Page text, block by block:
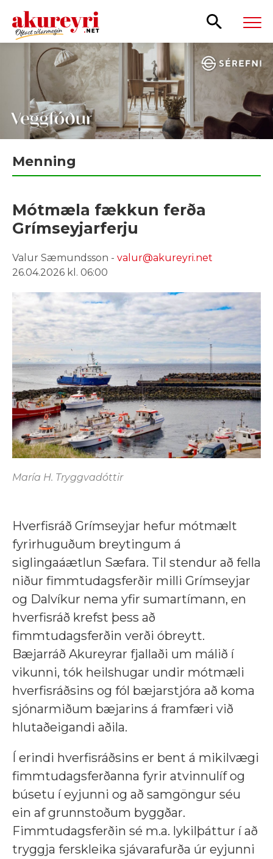
Leita
Menning
Mótmæla fækkun ferða
Grímseyjarferju
Valur Sæmundsson - valur@akureyri.net
26.04.2026 kl. 06:00
María H. Tryggvadóttir
Hverfisráð Grímseyjar hefur mótmælt
fyrirhuguðum breytingum á
siglingaáætlun Sæfara. Til stendur að fella
niður fimmtudagsferðir milli Grímseyjar
og Dalvíkur nema yfir sumartímann, en
hverfisráð krefst þess að
fimmtudagsferðin verði óbreytt.
Bæjarráð Akureyrar fjallaði um málið í
vikunni, tók heilshugar undir mótmæli
hverfisráðsins og fól bæjarstjóra að koma
sjónarmiðum bæjarins á framfæri við
hlutaðeigandi aðila.
Í erindi hverfisráðsins er bent á mikilvægi
fimmtudagsferðanna fyrir atvinnulíf og
búsetu í eyjunni og að samgöngur séu
ein af grunnstoðum byggðar.
Fimmtudagsferðin sé m.a. lykilþáttur í að
tryggja ferskleika sjávarafurða úr eyjunni